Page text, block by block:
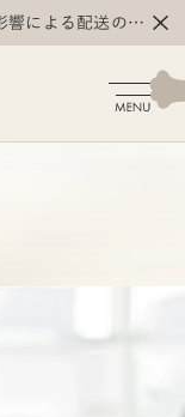
響による配送の遅